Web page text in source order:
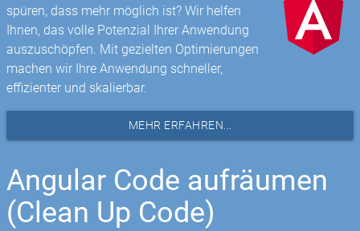
spüren, dass mehr möglich ist? Wir helfen
Ihnen, das volle Potenzial Ihrer Anwendung
auszuschöpfen. Mit gezielten Optimierungen
machen wir Ihre Anwendung schneller,
effizienter und skalierbar.
MEHR ERFAHREN...
Angular Code aufräumen
(Clean Up Code)